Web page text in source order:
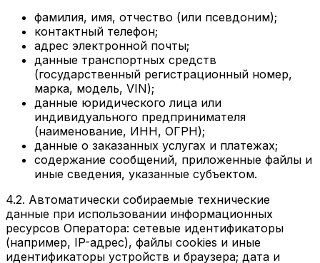
фамилия, имя, отчество (или псевдоним);
контактный телефон;
адрес электронной почты;
данные транспортных средств
(государственный регистрационный номер,
марка, модель, VIN);
данные юридического лица или
индивидуального предпринимателя
(наименование, ИНН, ОГРН);
данные о заказанных услугах и платежах;
содержание сообщений, приложенные файлы и
иные сведения, указанные субъектом.
4.2. Автоматически собираемые технические
данные при использовании информационных
ресурсов Оператора: сетевые идентификаторы
(например, IP-адрес), файлы cookies и иные
идентификаторы устройств и браузера; дата и